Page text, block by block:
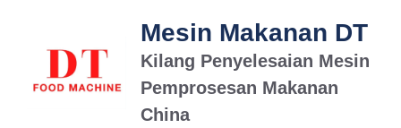
Mesin Makanan DT
Kilang Penyelesaian Mesin
Pemprosesan Makanan
China